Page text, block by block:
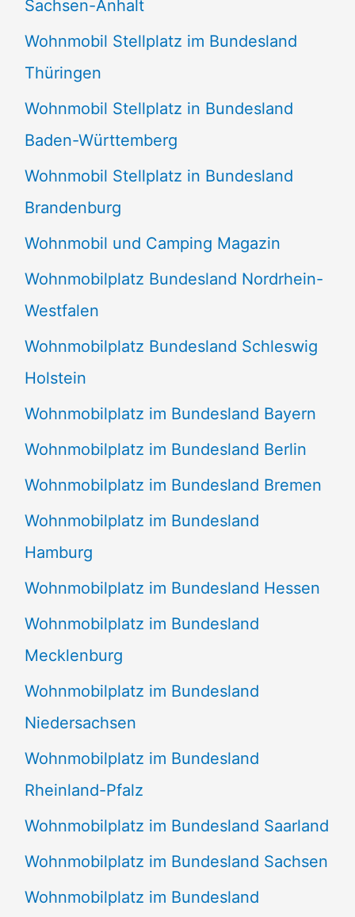
Sachsen-Anhalt
Wohnmobil Stellplatz im Bundesland
Thüringen
Wohnmobil Stellplatz in Bundesland
Baden-Württemberg
Wohnmobil Stellplatz in Bundesland
Brandenburg
Wohnmobil und Camping Magazin
Wohnmobilplatz Bundesland Nordrhein-
Westfalen
Wohnmobilplatz Bundesland Schleswig
Holstein
Wohnmobilplatz im Bundesland Bayern
Wohnmobilplatz im Bundesland Berlin
Wohnmobilplatz im Bundesland Bremen
Wohnmobilplatz im Bundesland
Hamburg
Wohnmobilplatz im Bundesland Hessen
Wohnmobilplatz im Bundesland
Mecklenburg
Wohnmobilplatz im Bundesland
Niedersachsen
Wohnmobilplatz im Bundesland
Rheinland-Pfalz
Wohnmobilplatz im Bundesland Saarland
Wohnmobilplatz im Bundesland Sachsen
Wohnmobilplatz im Bundesland